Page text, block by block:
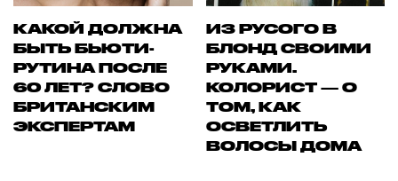
КАКОЙ ДОЛЖНА
БЫТЬ БЬЮТИ-
РУТИНА ПОСЛЕ
60 ЛЕТ? СЛОВО
БРИТАНСКИМ
ЭКСПЕРТАМ
ИЗ РУСОГО В
БЛОНД СВОИМИ
РУКАМИ.
КОЛОРИСТ — О
ТОМ, КАК
ОСВЕТЛИТЬ
ВОЛОСЫ ДОМА